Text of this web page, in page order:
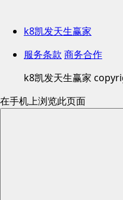
k8凯发天生赢家
服务条款 商务合作
k8凯发天生赢家
在手机上浏览此页面